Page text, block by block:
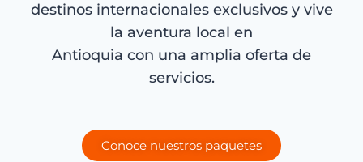
destinos internacionales exclusivos y vive
la aventura local en
Antioquia con una amplia oferta de
servicios.
Conoce nuestros paquetes